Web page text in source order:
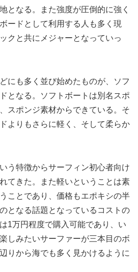
となる。また強度が圧倒的に強く
ードとして利用する人も多く現
クと共にメジャーとなっていっ
にも多く並び始めたものが、ソフ
となる。ソフトボートは別名スポ
スポンジ素材からできている。そ
よりもさらに軽く、そして柔らか
う特徴からサーフィン初心者向け
てきた。また軽いということは素
ことであり、価格もエポキシの半
となる話題となっているコストの
1万円程度で購入可能であり、い
しみたいサーファーが三本目のボ
りから海でも多く見かけるように